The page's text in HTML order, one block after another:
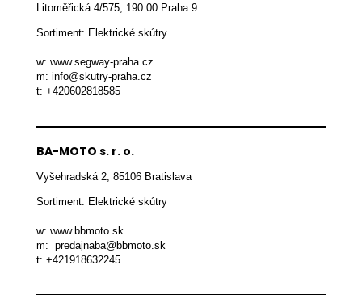
Litoměřická 4/575, 190 00 Praha 9
Sortiment: Elektrické skútry
w: www.segway-praha.cz
m: info@skutry-praha.cz
t: +420602818585
BA-MOTO s. r. o.
Vyšehradská 2, 85106 Bratislava
Sortiment: Elektrické skútry
w: www.bbmoto.sk
m:  predajnaba@bbmoto.sk
t: +421918632245